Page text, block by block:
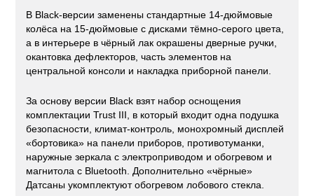
В Black-версии заменены стандартные 14-дюймовые
колёса на 15-дюймовые с дисками тёмно-серого цвета,
а в интерьере в чёрный лак окрашены дверные ручки,
окантовка дефлекторов, часть элементов на
центральной консоли и накладка приборной панели.
За основу версии Black взят набор оснощения
комплектации Trust III, в который входит одна подушка
безопасности, климат-контроль, монохромный дисплей
«бортовика» на панели приборов, противотуманки,
наружные зеркала с электроприводом и обогревом и
магнитола с Bluetooth. Дополнительно «чёрные»
Датсаны укомплектуют обогревом лобового стекла.